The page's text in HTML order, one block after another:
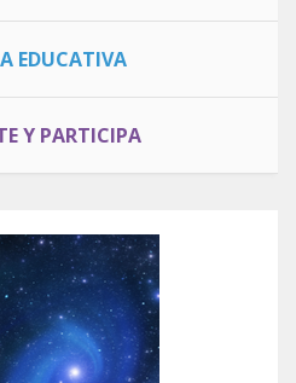
EDUCATIVA
Y PARTICIPA